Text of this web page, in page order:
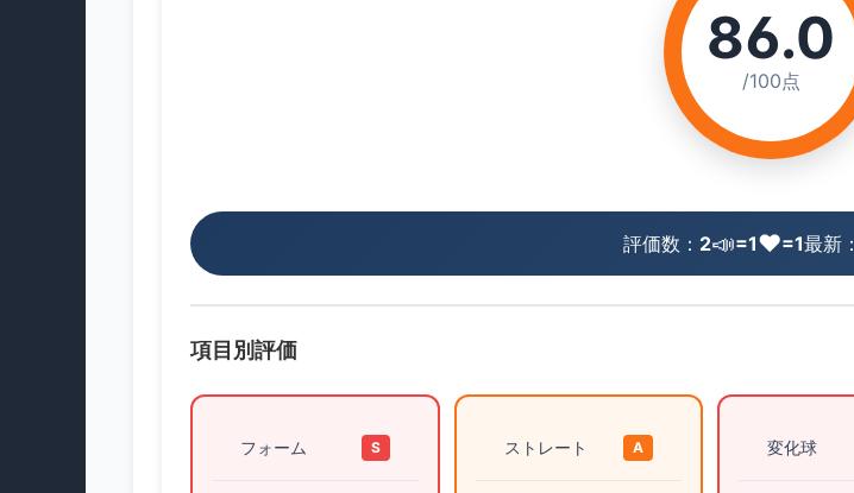
86.0
/100点
評価数： 2📣=1❤️=1最新：
項目別評価
フォーム S ストレート A 変化球